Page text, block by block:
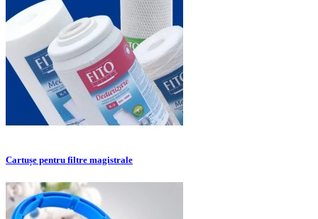
Cartușe pentru filtre magistrale